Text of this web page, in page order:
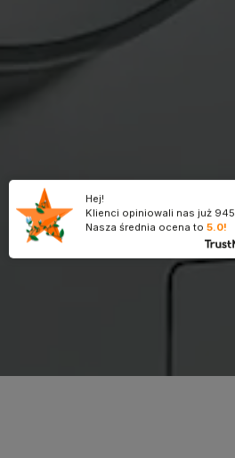
Hej!
Klienci opiniowali nas już 945
Nasza średnia ocena to 5.0!